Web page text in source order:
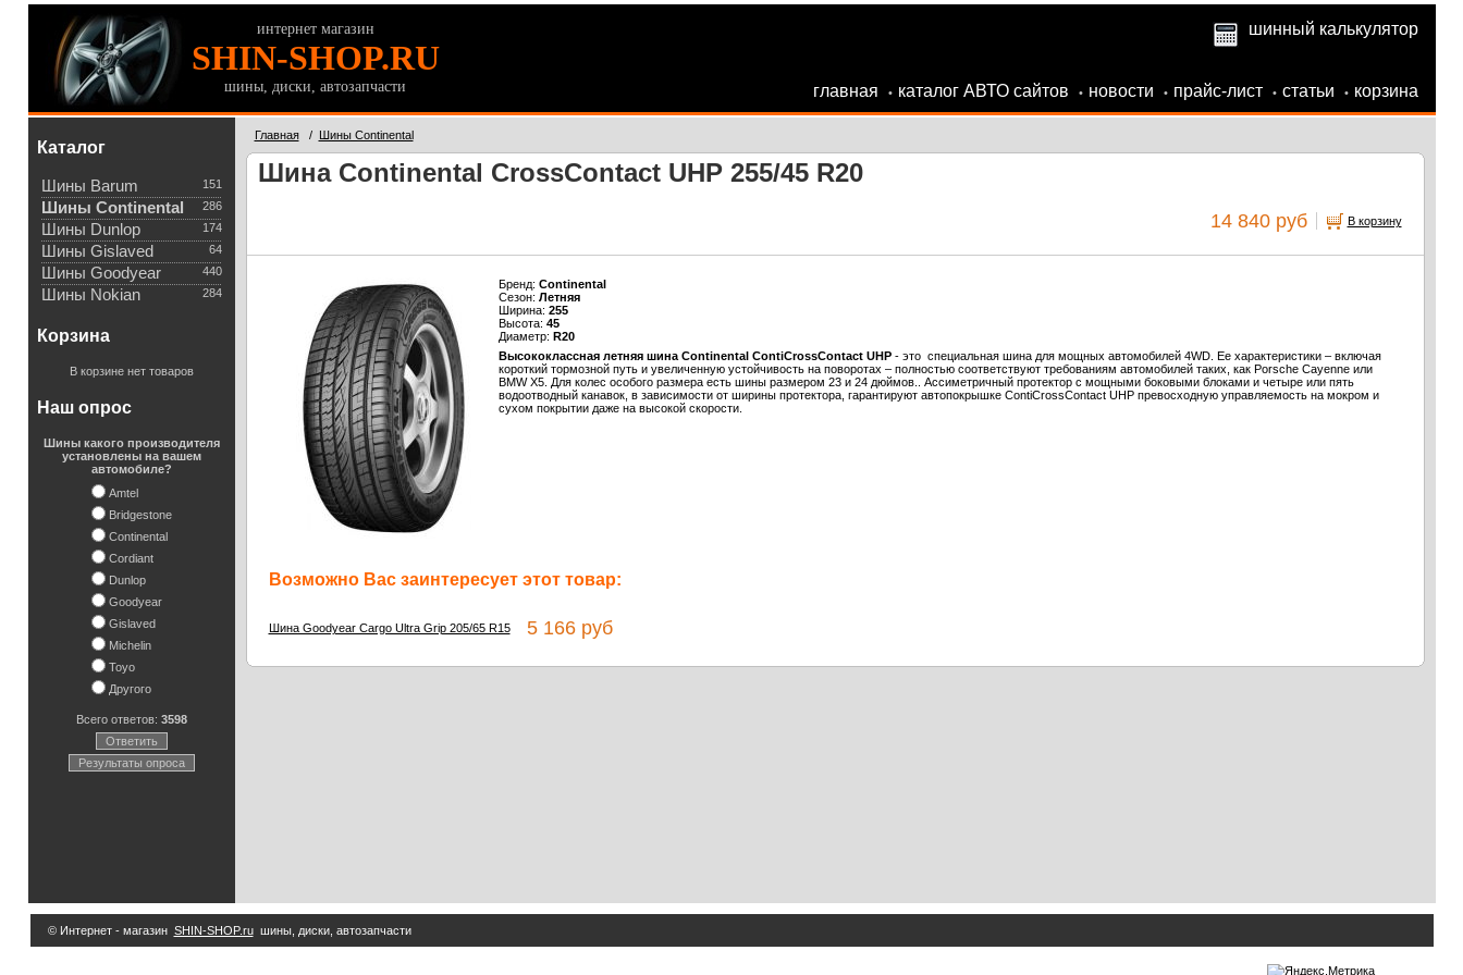
интернет магазин
SHIN-SHOP.RU
шины, диски, автозапчасти
шинный калькулятор
главная • каталог АВТО сайтов • новости • прайс-лист • статьи • корзина
Каталог
151
Шины Barum
286
Шины Continental
174
Шины Dunlop
64
Шины Gislaved
440
Шины Goodyear
284
Шины Nokian
Корзина
В корзине нет товаров
Наш опрос
Шины какого производителя
установлены на вашем
автомобиле?
Amtel
Bridgestone
Continental
Cordiant
Dunlop
Goodyear
Gislaved
Michelin
Toyo
Другого
Всего ответов: 3598
Ответить
Результаты опроса
Главная/ Шины Continental
Шина Continental CrossContact UHP 255/45 R20
14 840 руб В корзину
Бренд: Continental
Сезон: Летняя
Ширина: 255
Высота: 45
Диаметр: R20
Высококлассная летняя шина Continental ContiCrossContact UHP- это специальная шина для мощных автомобилей 4WD. Ее характеристики – включая
короткий тормозной путь и увеличенную устойчивость на поворотах – полностью соответствуют требованиям автомобилей таких, как Porsche Cayenne или
BMW X5. Для колес особого размера есть шины размером 23 и 24 дюймов.. Ассиметричный протектор с мощными боковыми блоками и четыре или пять
водоотводный канавок, в зависимости от ширины протектора, гарантируют автопокрышке ContiCrossContact UHP превосходную управляемость на мокром и
сухом покрытии даже на высокой скорости.
Возможно Вас заинтересует этот товар:
Шина Goodyear Cargo Ultra Grip 205/65 R155 166 руб
© Интернет - магазин SHIN-SHOP.ruшины, диски, автозапчасти